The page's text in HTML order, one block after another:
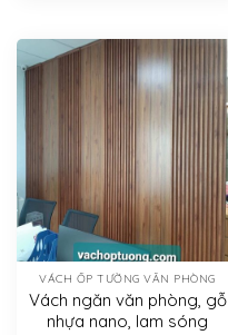
VÁCH ỐP TƯỜNG VĂN PHÒNG
Vách ngăn văn phòng, gỗ
nhựa nano, lam sóng